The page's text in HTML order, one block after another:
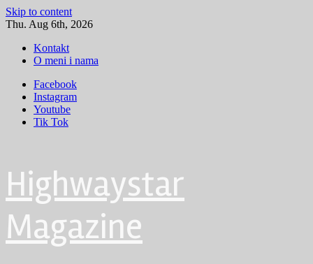
Skip to content
Thu. Aug 6th, 2026
Kontakt
O meni i nama
Facebook
Instagram
Youtube
Tik Tok
Highwaystar
Magazine